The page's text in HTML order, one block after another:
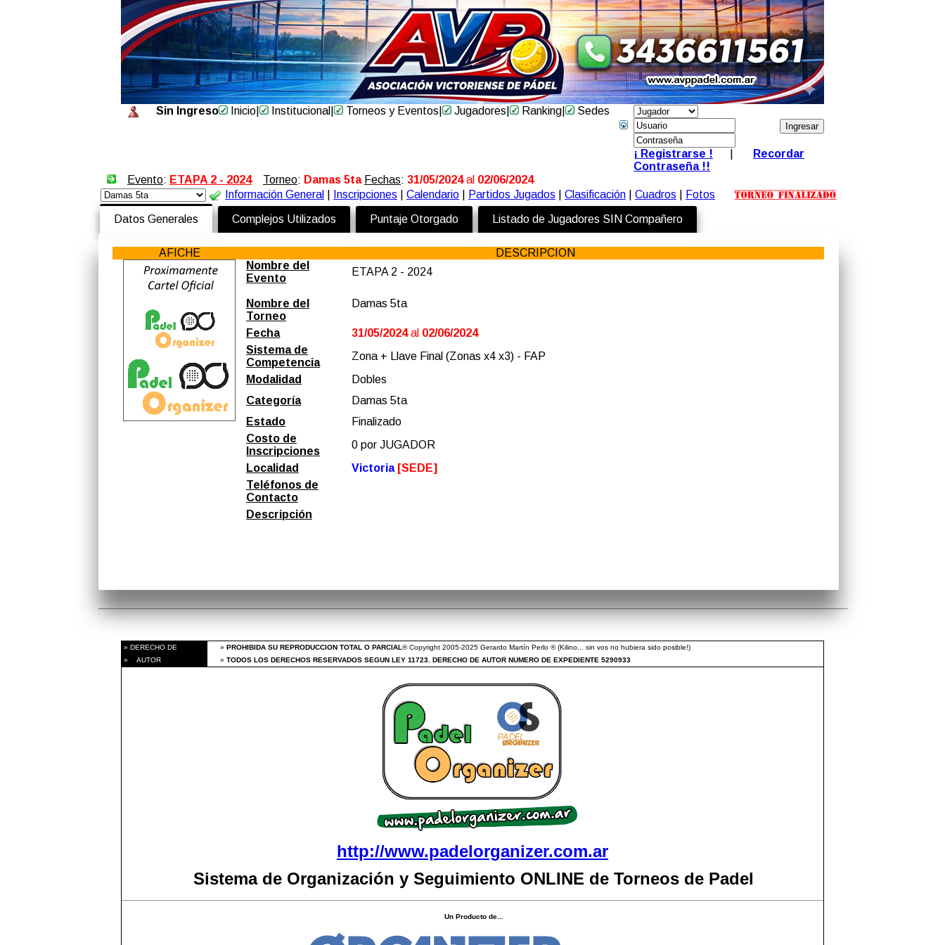
Sin Ingreso Inicio Institucional Torneos y Eventos Jugadores Ranking Sedes
¡ Registrarse !
Recordar
Contraseña !!
Evento: ETAPA 2 - 2024 Torneo: Damas 5ta Fechas: 31/05/2024al 02/06/2024
Información General
Inscripciones Calendario Partidos Jugados Clasificación Cuadros Fotos
Datos Generales Complejos Utilizados Puntaje Otorgado Listado de Jugadores SIN Compañero
AFICHE
DESCRIPCION
Nombre del
Evento
ETAPA 2 - 2024
Nombre del
Torneo
Damas 5ta
Fecha 31/05/2024al 02/06/2024
Sistema de
Competencia
Zona + Llave Final (Zonas x4 x3) - FAP
Modalidad
Dobles
Categoría
Damas 5ta
Estado
Finalizado
Costo de
Inscripciones
0 por JUGADOR
Localidad
Victoria [SEDE]
Teléfonos de
Contacto
Descripción
» DERECHO DE » PROHIBIDA SU REPRODUCCION TOTAL O PARCIAL® Copyright 2005-2025 Gerardo Martín Perlo ® (Kilino... sin vos no hubiera sido posible!)
» AUTOR
» TODOS LOS DERECHOS RESERVADOS SEGUN LEY 11723. DERECHO DE AUTOR NUMERO DE EXPEDIENTE 5290933
http://www.padelorganizer.com.ar
Sistema de Organización y Seguimiento ONLINE de Torneos de Padel
Un Producto de...